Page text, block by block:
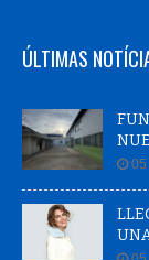
ÚLTIMAS
05